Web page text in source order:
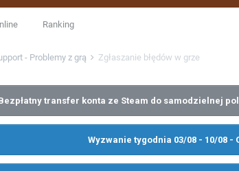
Ranking
- Problemy z grą Zgłaszanie błędów w grze
transfer konta ze Steam do samodzielnej
Wyzwanie tygodnia 03/08 - 10/08 -